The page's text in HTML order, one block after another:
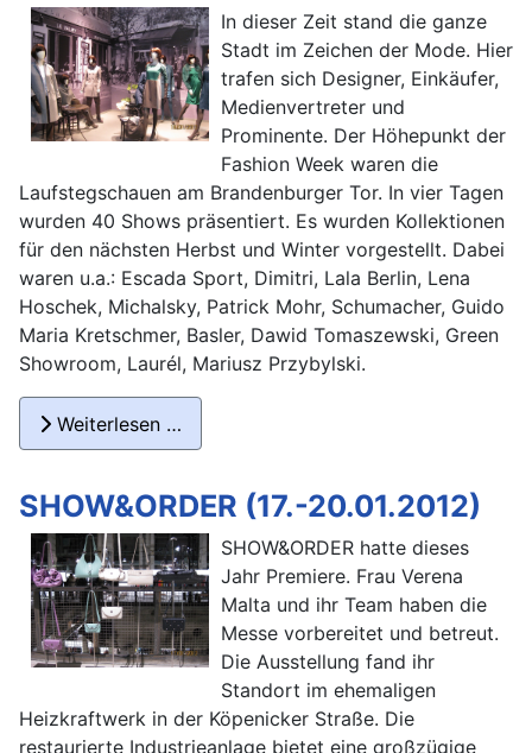
In dieser Zeit stand die ganze
Stadt im Zeichen der Mode. Hier
trafen sich Designer, Einkäufer,
Medienvertreter und
Prominente. Der Höhepunkt der
Fashion Week waren die
Laufstegschauen am Brandenburger Tor. In vier Tagen
wurden 40 Shows präsentiert. Es wurden Kollektionen
für den nächsten Herbst und Winter vorgestellt. Dabei
waren u.a.: Escada Sport, Dimitri, Lala Berlin, Lena
Hoschek, Michalsky, Patrick Mohr, Schumacher, Guido
Maria Kretschmer, Basler, Dawid Tomaszewski, Green
Showroom, Laurél, Mariusz Przybylski.
Weiterlesen …
SHOW&ORDER (17.-20.01.2012)
SHOW&ORDER hatte dieses
Jahr Premiere. Frau Verena
Malta und ihr Team haben die
Messe vorbereitet und betreut.
Die Ausstellung fand ihr
Standort im ehemaligen
Heizkraftwerk in der Köpenicker Straße. Die
restaurierte Industrieanlage bietet eine großzügige